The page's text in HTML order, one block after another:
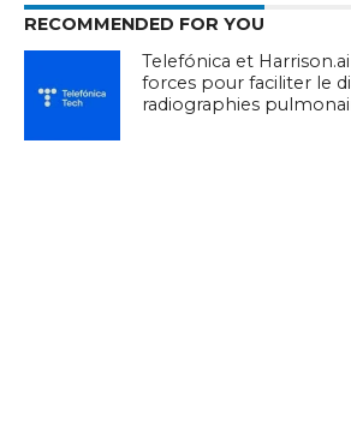
RECOMMENDED FOR YOU
Telefónica et
forces pour faciliter le
radiographies